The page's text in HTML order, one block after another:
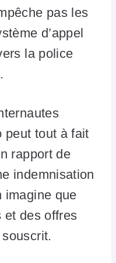
pas les
d’appel
la police
peut tout à fait
rapport de
indemnisation
imagine que
et des offres